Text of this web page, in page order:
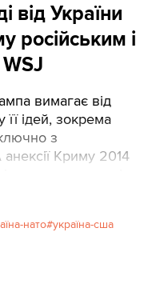
від України
російським і
вимагає від
її ідей, зокрема
з
Криму 2014
нато україна-сша